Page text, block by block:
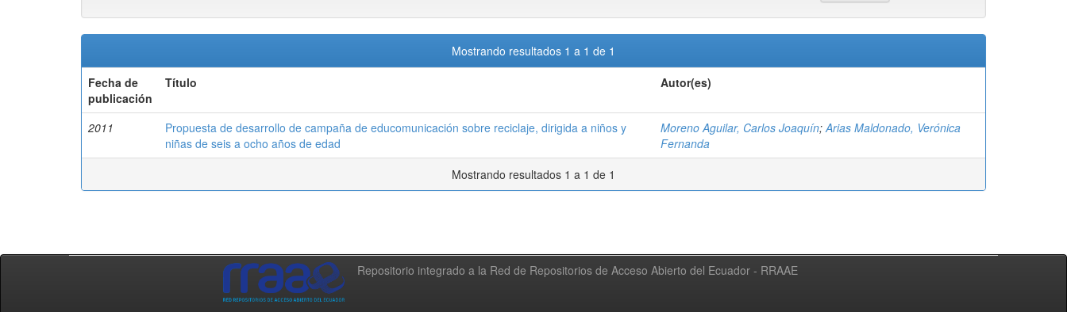
Mostrando resultados 1 a 1 de 1
Fecha de
publicación
Título Autor(es)
2011
Propuesta de desarrollo de campaña de educomunicación sobre reciclaje, dirigida a niños y
niñas de seis a ocho años de edad
Moreno Aguilar, Carlos Joaquín;Arias Maldonado, Verónica
Fernanda
Mostrando resultados 1 a 1 de 1
Repositorio integrado a la Red de Repositorios de Acceso Abierto del Ecuador - RRAAE